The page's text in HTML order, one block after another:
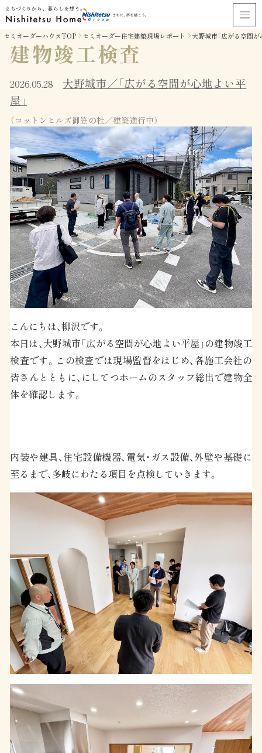
セミオーダーハウスTOP セミオーダー住宅建築現場レポート 大野城市「広がる空間が
建物竣工検査
2026.05.28
大野城市／「広がる空間が心地よい平
屋」
（コットンヒルズ御笠の杜／建築進行中）
こんにちは、柳沢です。
本日は、大野城市「広がる空間が心地よい平屋」の建物竣工
検査です。この検査では現場監督をはじめ、各施工会社の
皆さんとともに、にしてつホームのスタッフ総出で建物全
体を確認します。
内装や建具、住宅設備機器、電気・ガス設備、外壁や基礎に
至るまで、多岐にわたる項目を点検していきます。